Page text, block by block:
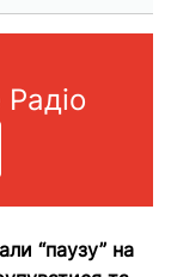
“паузу” на